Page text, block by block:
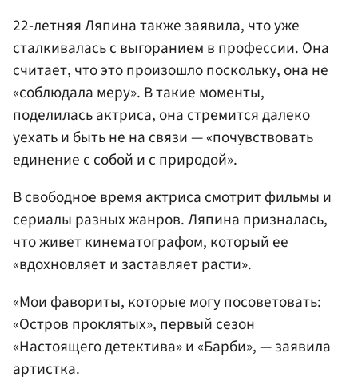
22-летняя Ляпина также заявила, что уже
сталкивалась с выгоранием в профессии. Она
считает, что это произошло поскольку, она не
«соблюдала меру». В такие моменты,
поделилась актриса, она стремится далеко
уехать и быть не на связи — «почувствовать
единение с собой и с природой».
В свободное время актриса смотрит фильмы и
сериалы разных жанров. Ляпина призналась,
что живет кинематографом, который ее
«вдохновляет и заставляет расти».
«Мои фавориты, которые могу посоветовать:
«Остров проклятых», первый сезон
«Настоящего детектива» и «Барби», — заявила
артистка.